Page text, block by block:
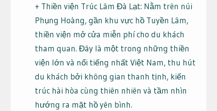
+ Thiền viện Trúc Lâm Đà Lạt: Nằm trên núi
Phụng Hoàng, gần khu vực hồ Tuyền Lâm,
thiền viện mở cửa miễn phí cho du khách
tham quan. Đây là một trong những thiền
viện lớn và nổi tiếng nhất Việt Nam, thu hút
du khách bởi không gian thanh tịnh, kiến
trúc hài hòa cùng thiên nhiên và tầm nhìn
hướng ra mặt hồ yên bình.